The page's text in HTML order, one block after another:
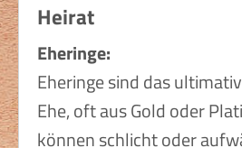
Heirat
Eheringe:
Eheringe sind das
Ehe, oft aus Gold oder
können schlicht oder